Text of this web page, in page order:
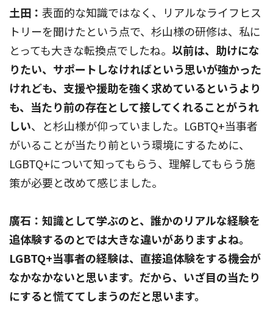
土田： 表面的な知識ではなく、リアルなライフヒス
トリーを聞けたという点で、杉山様の研修は、私に
とっても大きな転換点でしたね。 以前は、助けにな
りたい、サポートしなければという思いが強かった
けれども、支援や援助を強く求めているというより
も、当たり前の存在として接してくれることがうれ
しい、と杉山様が仰っていました。LGBTQ+当事者
がいることが当たり前という環境にするために、
LGBTQ+について知ってもらう、理解してもらう施
策が必要と改めて感じました。
廣石：知識として学ぶのと、誰かのリアルな経験を
追体験するのとでは大きな違いがありますよね。
LGBTQ+当事者の経験は、直接追体験をする機会が
なかなかないと思います。だから、いざ目の当たり
にすると慌ててしまうのだと思います。